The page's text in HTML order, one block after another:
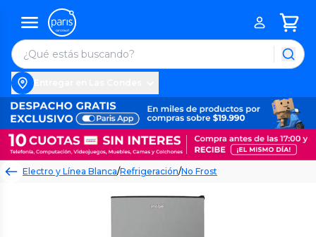
Electro y Línea Blanca/Refrigeración/No Frost